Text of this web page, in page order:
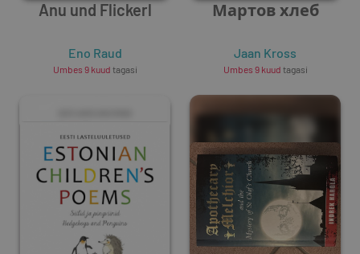
Anu und Flickerl
Eno Raud
Umbes 9 kuud tagasi
Мартов хлеб
Jaan Kross
Umbes 9 kuud tagasi